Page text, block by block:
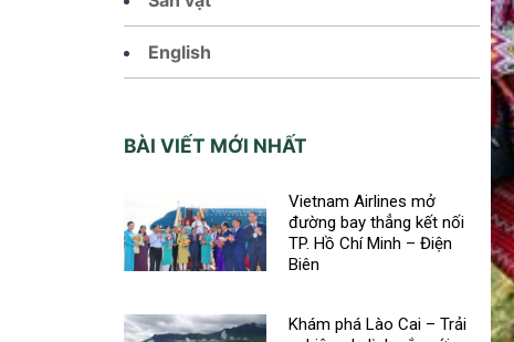
English
BÀI VIẾT MỚI NHẤT
Vietnam Airlines mở
đường bay thẳng kết nối
TP. Hồ Chí Minh – Điện
Biên
Khám phá Lào Cai – Trải